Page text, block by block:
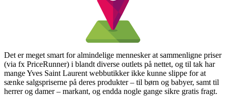
Det er meget smart for almindelige mennesker at sammenligne priser
(via fx PriceRunner) i blandt diverse outlets på nettet, og til tak har
mange Yves Saint Laurent webbutikker ikke kunne slippe for at
sænke salgspriserne på deres produkter – til børn og babyer, samt til
herrer og damer – markant, og endda nogle gange sikre gratis fragt.